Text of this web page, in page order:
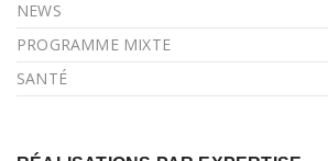
NEWS
PROGRAMME MIXTE
SANTÉ